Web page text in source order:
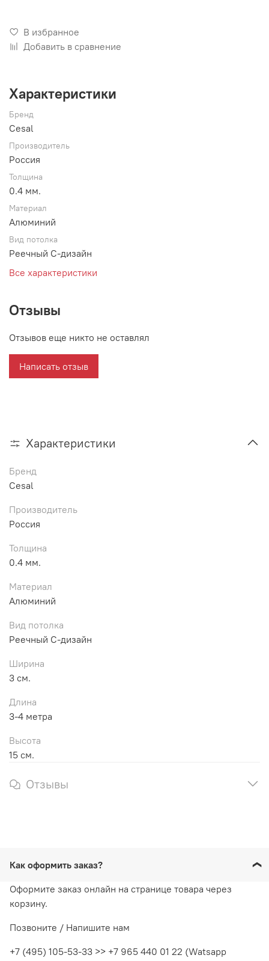
В избранное
Добавить в сравнение
Характеристики
Бренд
Cesal
Производитель
Россия
Толщина
0.4 мм.
Материал
Алюминий
Вид потолка
Реечный С-дизайн
Все характеристики
Отзывы
Отзывов еще никто не оставлял
Написать отзыв
Характеристики
Бренд
Cesal
Производитель
Россия
Толщина
0.4 мм.
Материал
Алюминий
Вид потолка
Реечный С-дизайн
Ширина
3 см.
Длина
3-4 метра
Высота
15 см.
Отзывы
Как оформить заказ?
Оформите заказ онлайн на странице товара через
корзину.
Позвоните / Напишите нам
+7 (495) 105-53-33 >> +7 965 440 01 22 (Watsapp